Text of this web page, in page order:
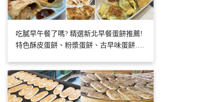
吃膩早午餐了嗎? 精選新北早餐蛋餅推薦!
特色酥皮蛋餅、粉漿蛋餅、古早味蛋餅….